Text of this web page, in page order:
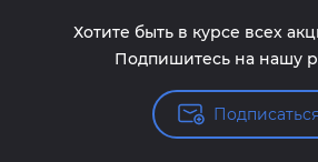
Хотите быть в курсе всех
Подпишитесь на нашу
Подписаться